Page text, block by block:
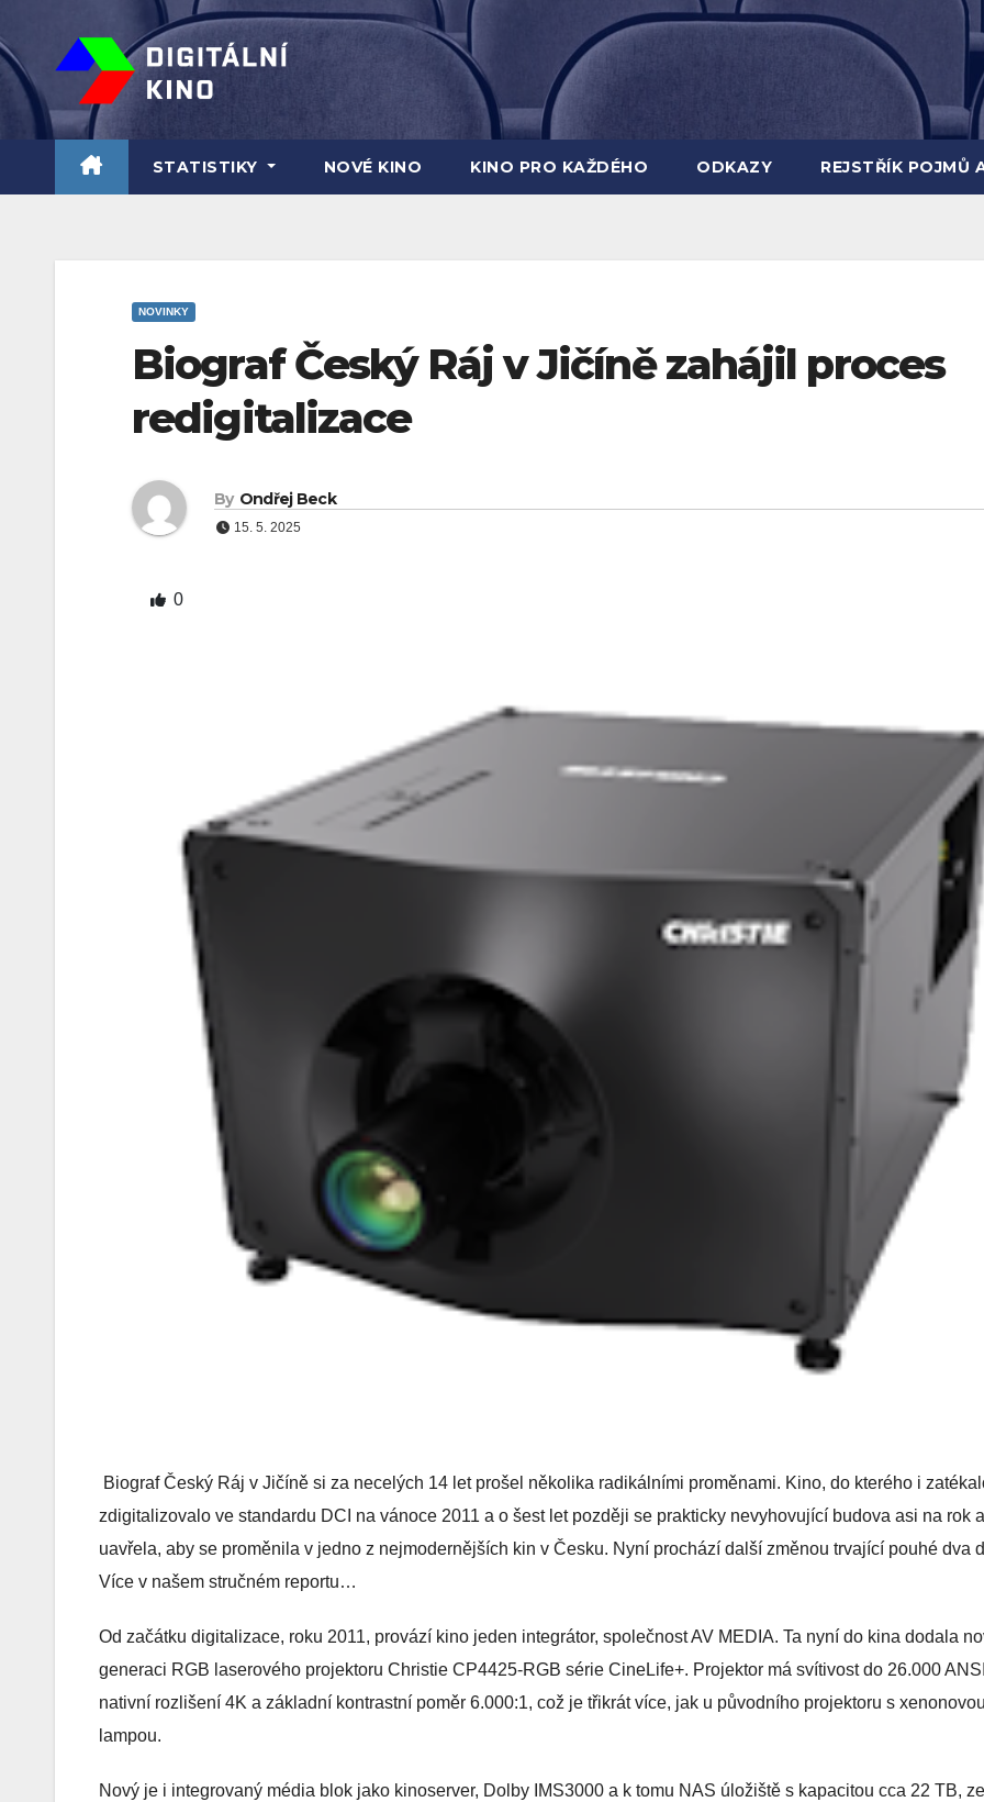
to
content
STATISTIKY NOVÉ KINO KINO PRO KAŽDÉHO ODKAZY REJSTŘÍK POJMŮ
NOVINKY
Biograf Český Ráj v Jičíně zahájil proces
redigitalizace
By Ondřej Beck
15. 5. 2025
0
Biograf Český Ráj v Jičíně si za necelých 14 let prošel několika radikálními proměnami. Kino, do kterého i
zdigitalizovalo ve standardu DCI na vánoce 2011 a o šest let později se prakticky nevyhovující budova asi na rok a
uavřela, aby se proměnila v jedno z nejmodernějších kin v Česku. Nyní prochází další změnou trvající pouhé dva
Více v našem stručném reportu…
Od začátku digitalizace, roku 2011, provází kino jeden integrátor, společnost AV MEDIA. Ta nyní do kina dodala
generaci RGB laserového projektoru Christie CP4425-RGB série CineLife+. Projektor má svítivost do 26.000
nativní rozlišení 4K a základní kontrastní poměr 6.000:1, což je třikrát více, jak u původního projektoru s xenonovou
lampou.
Nový je i integrovaný média blok jako kinoserver, Dolby IMS3000 a k tomu NAS úložiště s kapacitou cca 22 TB, ze